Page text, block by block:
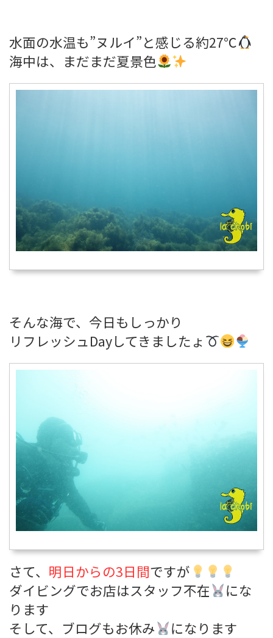
水面の水温も”ヌルイ”と感じる約27℃
海中は、まだまだ夏景色
そんな海で、今日もしっかり
リフレッシュDayしてきましたょ
さて、 明日からの3日間ですが
ダイビングでお店はスタッフ不在
にな
ります
そして、ブログもお休み
になります